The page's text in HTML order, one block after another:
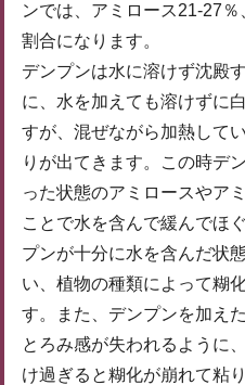
ンでは、アミロース21-27
割合になります。
デンプンは水に溶けず沈殿
に、水を加えても溶けずに
すが、混ぜながら加熱して
りが出てきます。この時デ
った状態のアミロースやア
ことで水を含んで緩んでほ
プンが十分に水を含んだ状
い、植物の種類によって糊
す。また、デンプンを加え
とろみ感が失われるように
け過ぎると糊化が崩れて粘